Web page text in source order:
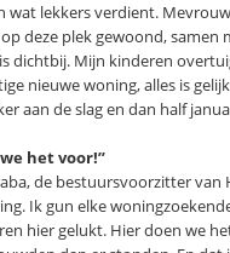
wat lekkers verdient.
deze plek gewoond,
dichtbij. Mijn kinderen
nieuwe woning, alles is
aan de slag en dan half
het voor!”
de bestuursvoorzitter van
Ik gun elke
hier gelukt. Hier doen we